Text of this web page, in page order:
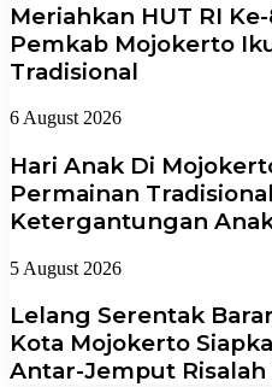
Meriahkan HUT RI
Pemkab Mojokerto
Tradisional
6 August 2026
Hari Anak Di
Permainan
Ketergantungan
5 August 2026
Lelang Serentak
Kota Mojokerto
Antar-Jemput Risalah